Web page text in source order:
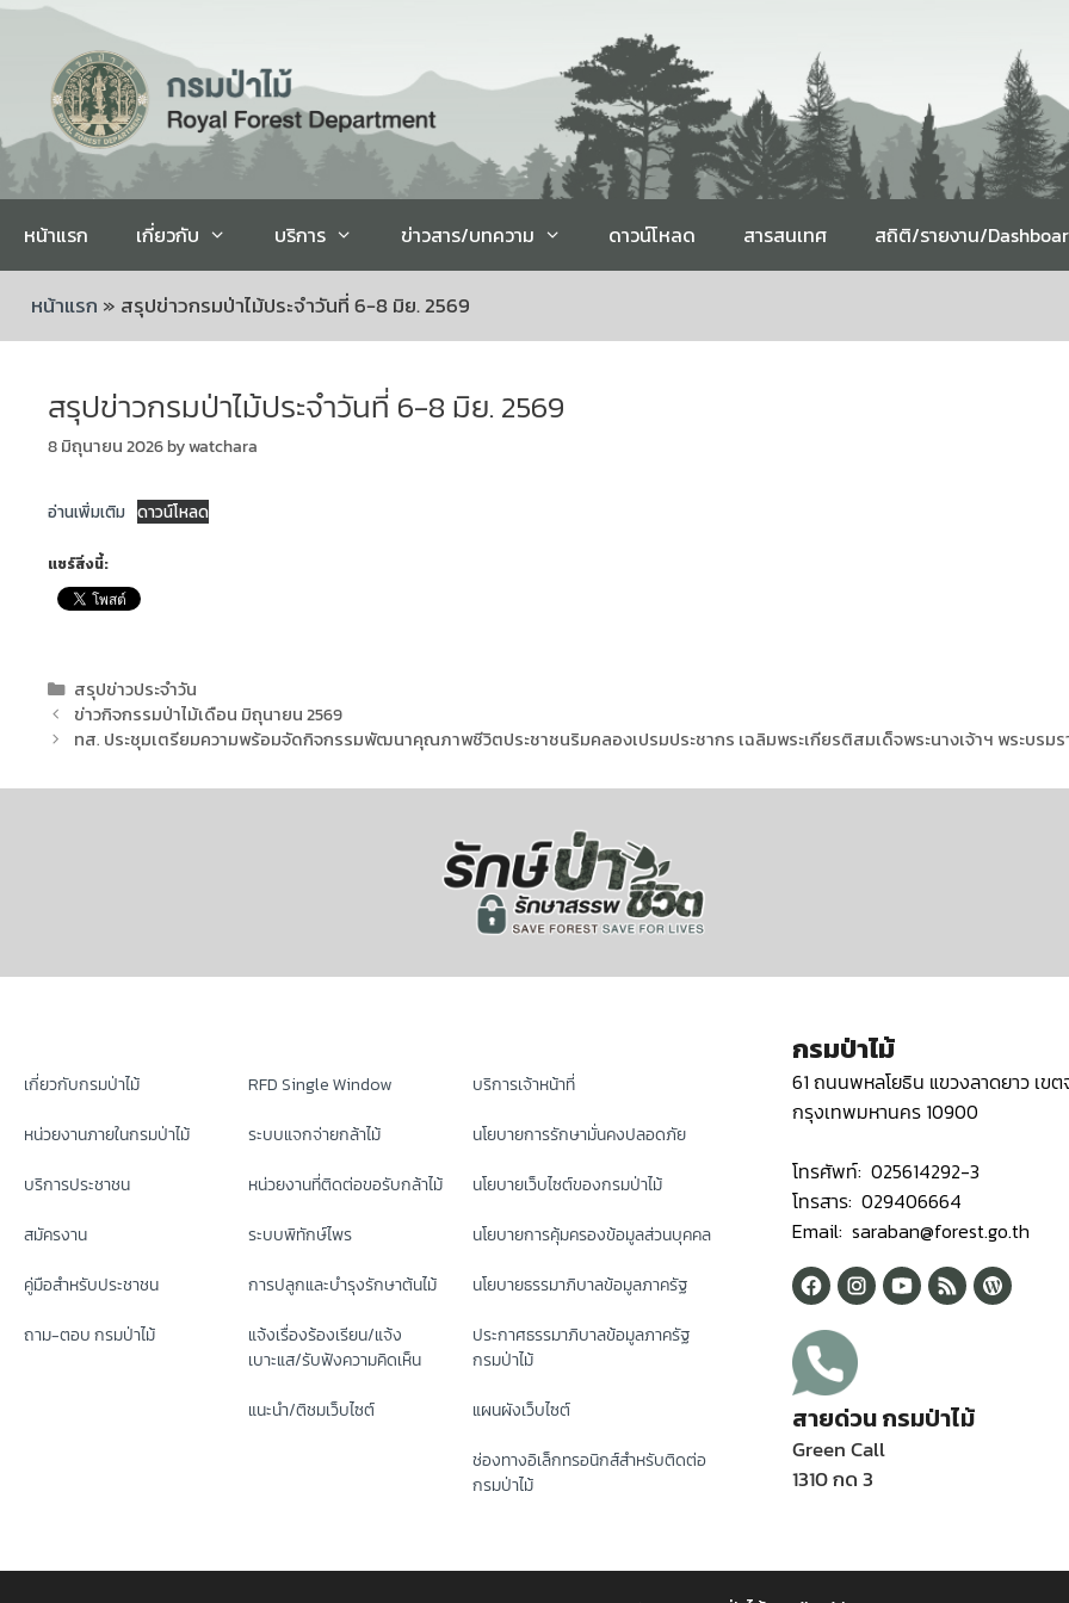
หน้าแรก เกี่ยวกับ บริการ ข่าวสาร/บทความ ดาวน์โหลด สารสนเทศ สถิติ/รายงาน/
หน้าแรก » สรุปข่าวกรมป่าไม้ประจำวันที่ 6-8 มิย. 2569
สรุปข่าวกรมป่าไม้ประจำวันที่ 6-8 มิย. 2569
8 มิถุนายน 2026bywatchara
อ่านเพิ่มเติม ดาวน์โหลด
แชร์สิ่งนี้:
สรุปข่าวประจำวัน
ข่าวกิจกรรมป่าไม้เดือน มิถุนายน 2569
ทส. ประชุมเตรียมความพร้อมจัดกิจกรรมพัฒนาคุณภาพชีวิตประชาชนริมคลองเปรมประชากร เฉลิมพระเกียรติสมเด็จพระนางเจ้าฯ พระบรม
เกี่ยวกับกรมป่าไม้
หน่วยงานภายในกรมป่าไม้
บริการประชาชน
สมัครงาน
คู่มือสำหรับประชาชน
ถาม-ตอบ กรมป่าไม้
RFD Single Window
ระบบแจกจ่ายกล้าไม้
หน่วยงานที่ติดต่อขอรับกล้าไม้
ระบบพิทักษ์ไพร
การปลูกและบำรุงรักษาต้นไม้
แจ้งเรื่องร้องเรียน/แจ้ง
เบาะแส/รับฟังความคิดเห็น
แนะนำ/ติชมเว็บไซต์
บริการเจ้าหน้าที่
นโยบายการรักษามั่นคงปลอดภัย
นโยบายเว็บไซต์ของกรมป่าไม้
นโยบายการคุ้มครองข้อมูลส่วนบุคคล
นโยบายธรรมาภิบาลข้อมูลภาครัฐ
ประกาศธรรมาภิบาลข้อมูลภาครัฐ
กรมป่าไม้
แผนผังเว็บไซต์
ช่องทางอิเล็กทรอนิกส์สำหรับติดต่อ
กรมป่าไม้
กรมป่าไม้
61 ถนนพหลโยธิน แขวงลาดยาว เข
กรุงเทพมหานคร 10900
โทรศัพท์: 025614292-3
โทรสาร: 029406664
Email: saraban@forest.go.th
สายด่วน กรมป่าไม้
Green Call
1310 กด 3